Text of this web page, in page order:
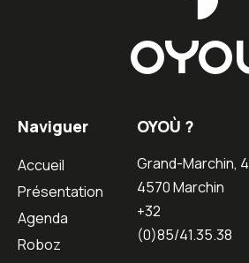
Naviguer
Accueil
Présentation
Agenda
Roboz
OYOÙ ?
Grand-Marchin, 4
4570 Marchin
+32
(0)85/41.35.38